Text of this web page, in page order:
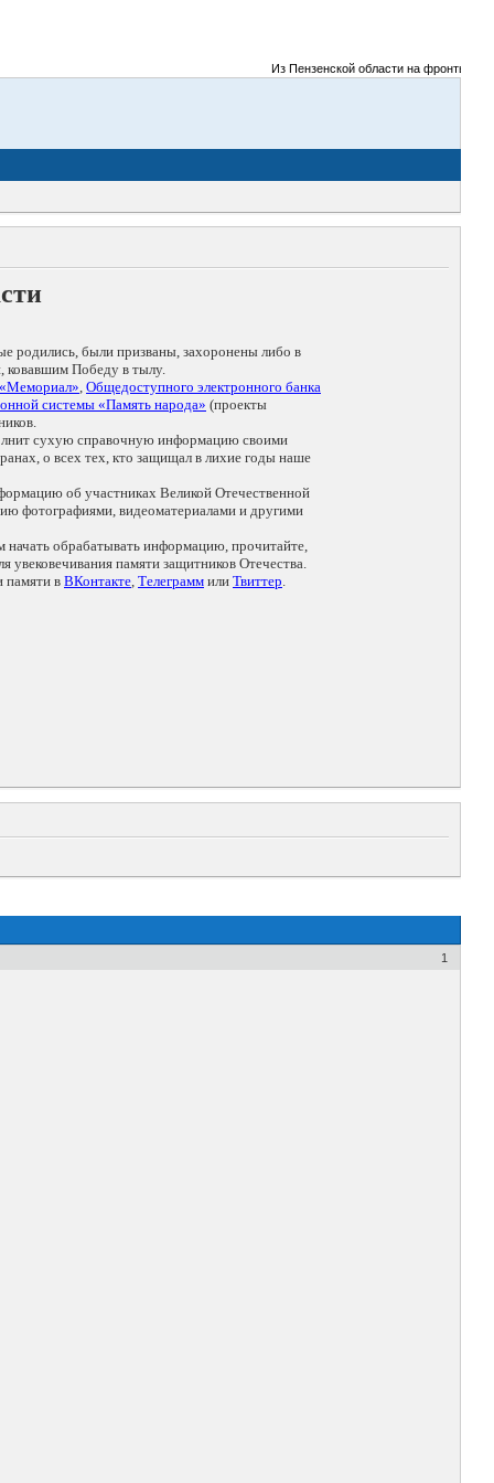
Из Пензенской области на фронты
родились, были призваны, захоронены либо в
ковавшим Победу в тылу.
, Общедоступного электронного банка
системы «Память народа» (проекты
сухую справочную информацию своими
о всех тех, кто защищал в лихие годы наше
об участниках Великой Отечественной
фотографиями, видеоматериалами и другими
начать обрабатывать информацию, прочитайте,
памяти защитников Отечества.
памяти в ВКонтакте, Телеграмм или Твиттер.
1